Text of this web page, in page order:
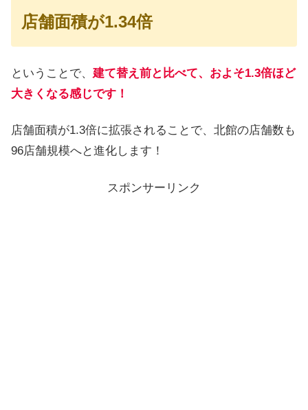
店舗面積が1.34倍
ということで、 建て替え前と比べて、およそ1.3倍ほど
大きくなる感じです！
店舗面積が1.3倍に拡張されることで、北館の店舗数も
96店舗規模へと進化します！
スポンサーリンク